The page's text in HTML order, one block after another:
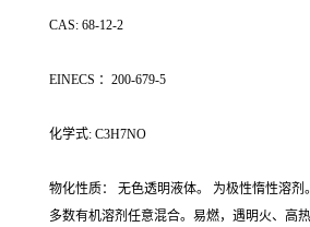
CAS: 68-12-2
EINECS ：200-679-5
化学式: C3H7NO
物化性质： 无色透明液体。 为极性惰性溶剂
多数有机溶剂任意混合。易燃，遇明火、高